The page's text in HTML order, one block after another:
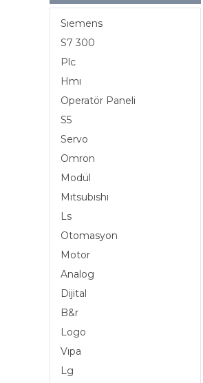
Sıemens
S7 300
Plc
Hmı
Operatör Paneli
S5
Servo
Omron
Modül
Mıtsubıshı
Ls
Otomasyon
Motor
Analog
Dijital
B&r
Logo
Vıpa
Lg